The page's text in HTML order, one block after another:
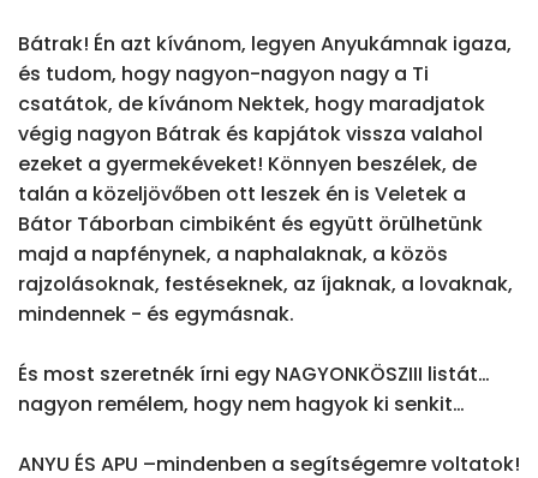
Bátrak! Én azt kívánom, legyen Anyukámnak igaza,
és tudom, hogy nagyon-nagyon nagy a Ti
csatátok, de kívánom Nektek, hogy maradjatok
végig nagyon Bátrak és kapjátok vissza valahol
ezeket a gyermekéveket! Könnyen beszélek, de
talán a közeljövőben ott leszek én is Veletek a
Bátor Táborban cimbiként és együtt örülhetünk
majd a napfénynek, a naphalaknak, a közös
rajzolásoknak, festéseknek, az íjaknak, a lovaknak,
mindennek - és egymásnak.
És most szeretnék írni egy NAGYONKÖSZIII listát…
nagyon remélem, hogy nem hagyok ki senkit…
ANYU ÉS APU –mindenben a segítségemre voltatok!